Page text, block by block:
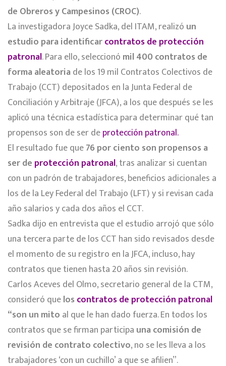
de Obreros y Campesinos (CROC).
La investigadora Joyce Sadka, del ITAM, realizó un
estudio para identificarcontratos de protección
patronal. Para ello, seleccionó mil 400 contratos de
forma aleatoriade los 19 mil Contratos Colectivos de
Trabajo (CCT) depositados en la Junta Federal de
Conciliación y Arbitraje (JFCA), a los que después se les
aplicó una técnica estadística para determinar qué tan
propensos son de ser deprotección patronal.
El resultado fue que76 por ciento son propensos a
ser de protección patronal, tras analizar si cuentan
con un padrón de trabajadores, beneficios adicionales a
los de la Ley Federal del Trabajo (LFT) y si revisan cada
año salarios y cada dos años el CCT.
Sadka dijo en entrevista que el estudio arrojó que sólo
una tercera parte de los CCT han sido revisados desde
el momento de su registro en la JFCA, incluso, hay
contratos que tienen hasta 20 años sin revisión.
Carlos Aceves del Olmo, secretario general de la CTM,
consideró quelos contratos de protección patronal
“son un mito al que le han dado fuerza. En todos los
contratos que se firman participa una comisión de
revisión de contrato colectivo, no se les lleva a los
trabajadores ‘con un cuchillo’ a que se afilien”.